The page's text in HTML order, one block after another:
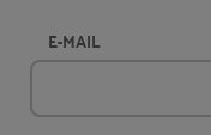
E-MAIL